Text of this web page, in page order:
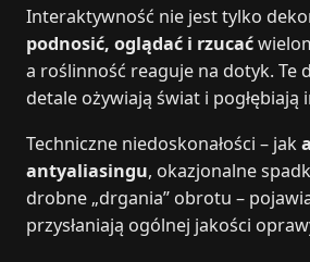
Interaktywność nie jest tylko
podnosić, oglądać i rzucać
a roślinność reaguje na dotyk. Te
detale ożywiają świat i pogłębiają
Techniczne niedoskonałości – jak
antyaliasingu, okazjonalne
drobne „drgania” obrotu –
przysłaniają ogólnej jakości